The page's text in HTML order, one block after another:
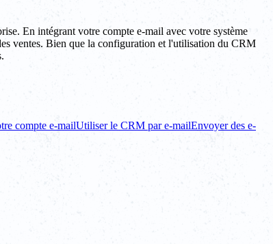
En intégrant votre compte e-mail avec votre système
ventes. Bien que la configuration et l'utilisation du CRM
compte e-mailUtiliser le CRM par e-mailEnvoyer des e-